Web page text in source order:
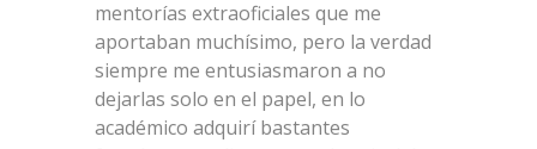
mentorías extraoficiales que me
aportaban muchísimo, pero la verdad
siempre me entusiasmaron a no
dejarlas solo en el papel, en lo
académico adquirí bastantes